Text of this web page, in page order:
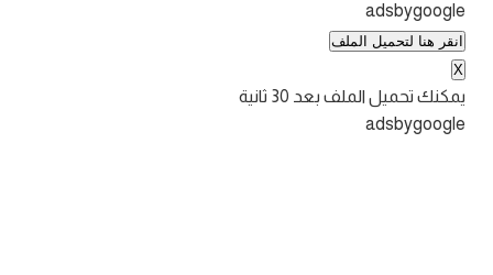
adsbygoogle
انقر هنا لتحميل الملف
X
يمكنك تحميل الملف بعد 30 ثانية
adsbygoogle